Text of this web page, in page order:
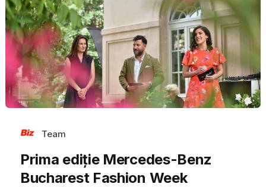
Team
Prima ediție Mercedes-Benz
Bucharest Fashion Week